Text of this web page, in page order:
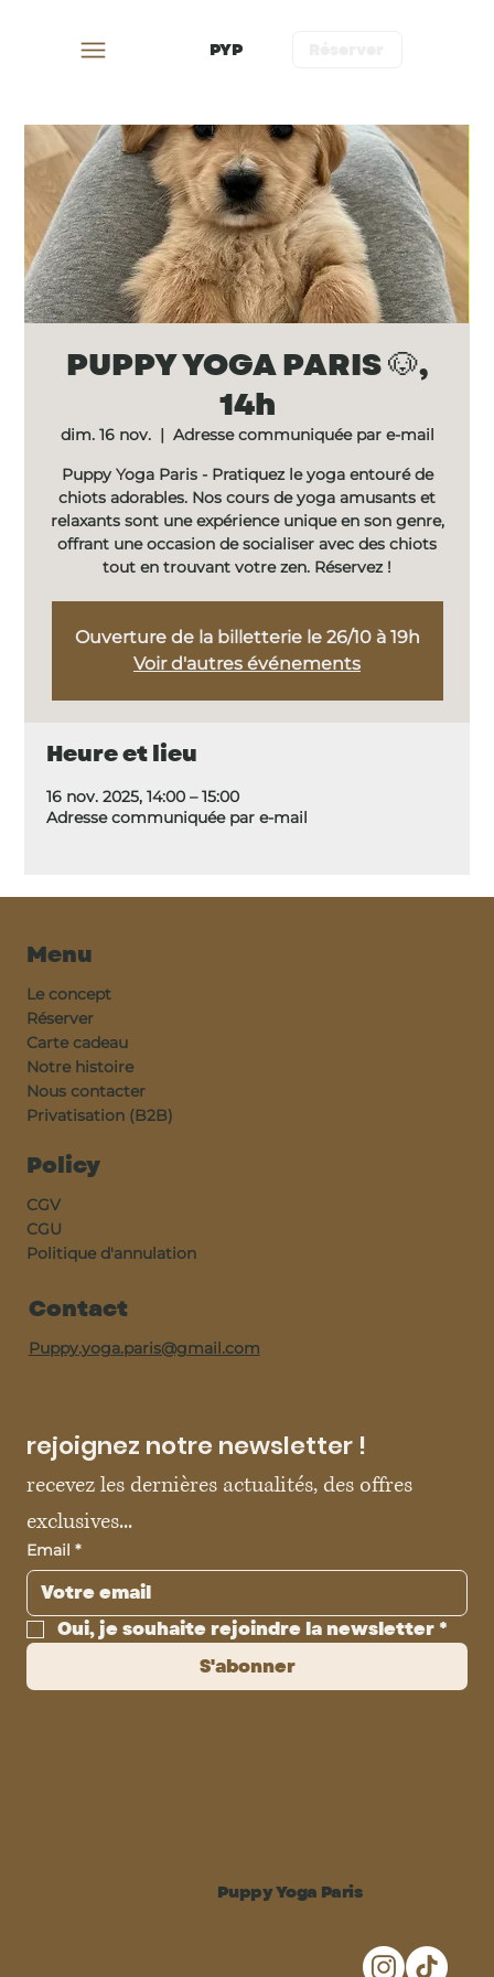
PYP
PUPPY YOGA PARIS 🐶,
14h
dim. 16 nov.
  |
Adresse communiquée par e-mail
Puppy Yoga Paris - Pratiquez le yoga entouré de
chiots adorables. Nos cours de yoga amusants et
relaxants sont une expérience unique en son genre,
offrant une occasion de socialiser avec des chiots
tout en trouvant votre zen. Réservez !
Ouverture de la billetterie le 26/10 à 19h
Voir d'autres événements
Heure et lieu
16 nov. 2025, 14:00 – 15:00
Adresse communiquée par e-mail
Menu
Le concept
Réserver
Carte cadeau
Notre histoire
Nous contacter
Privatisation (B2B)
Policy
CGV
CGU
Politique d'annulation
Contact
Puppy.yoga.paris@gmail.com
rejoignez notre newsletter !
recevez les dernières actualités, des offres
exclusives...
Email *
Oui, je souhaite rejoindre la newsletter *
S'abonner
Puppy Yoga Paris